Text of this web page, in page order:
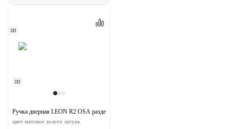
3D
3D
Ручка дверная LEON R2 OSA раздельная на круглой розетке
цвет матовое золото латунь